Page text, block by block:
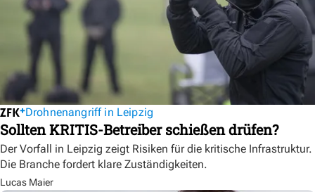
Drohnenangriff in Leipzig
Sollten KRITIS-Betreiber schießen drüfen?
Der Vorfall in Leipzig zeigt Risiken für die kritische Infrastruktur.
Die Branche fordert klare Zuständigkeiten.
Lucas Maier